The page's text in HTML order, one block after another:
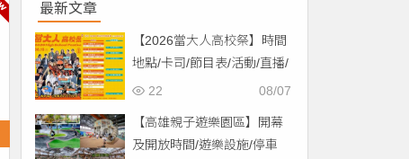
最新文章
【2026當大人高校祭】時間
地點/卡司/節目表/活動/直播/
交通，免費入場！
08/07
22
【高雄親子遊樂園區】開幕
及開放時間/遊樂設施/停車